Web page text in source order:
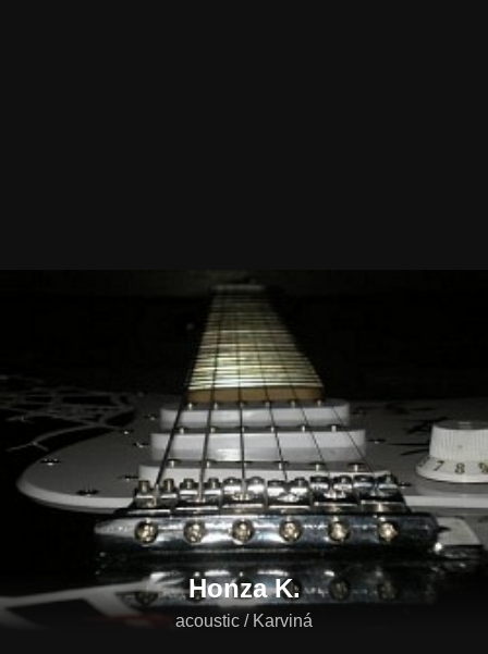
Honza K.
acoustic / Karviná